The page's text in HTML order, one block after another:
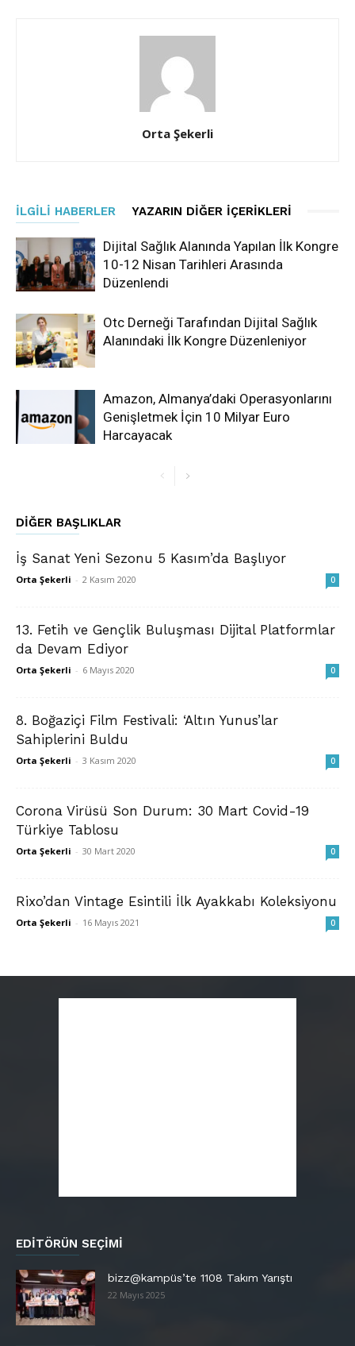
Orta Şekerli
İLGILI HABERLER YAZARIN DIĞER İÇERIKLERI
Dijital Sağlık Alanında Yapılan İlk Kongre
10-12 Nisan Tarihleri Arasında
Düzenlendi
Otc Derneği Tarafından Dijital Sağlık
Alanındaki İlk Kongre Düzenleniyor
Amazon, Almanya’daki Operasyonlarını
Genişletmek İçin 10 Milyar Euro
Harcayacak
DIĞER BAŞLIKLAR
İş Sanat Yeni Sezonu 5 Kasım’da Başlıyor
Orta Şekerli - 2 Kasım 2020 0
13. Fetih ve Gençlik Buluşması Dijital Platformlar
da Devam Ediyor
Orta Şekerli - 6 Mayıs 2020 0
8. Boğaziçi Film Festivali: ‘Altın Yunus’lar
Sahiplerini Buldu
Orta Şekerli - 3 Kasım 2020 0
Corona Virüsü Son Durum: 30 Mart Covid-19
Türkiye Tablosu
Orta Şekerli - 30 Mart 2020 0
Rixo’dan Vintage Esintili İlk Ayakkabı Koleksiyonu
Orta Şekerli - 16 Mayıs 2021 0
EDITÖRÜN SEÇIMI
bizz@kampüs’te 1108 Takım Yarıştı
22 Mayıs 2025